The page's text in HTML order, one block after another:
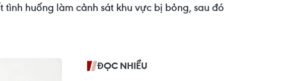
huống làm cảnh sát khu vực bị bỏng, sau đó
ĐỌC NHIỀU